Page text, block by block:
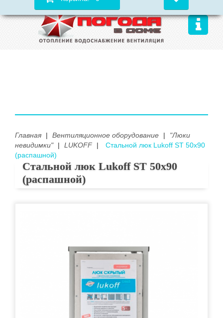
Главная | Вентиляционное оборудование |
"Люки
невидимки"
| LUKOFF |
Стальной люк Lukoff ST 50х90
(распашной)
Стальной люк Lukoff ST 50х90
(распашной)